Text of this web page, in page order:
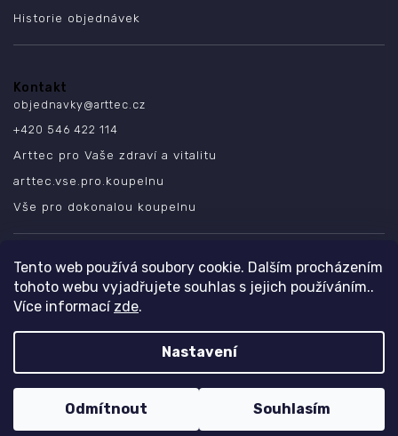
Tento web používá soubory cookie. Dalším procházením
tohoto webu vyjadřujete souhlas s jejich používáním..
Více informací zde.
Nastavení
Odmítnout Souhlasím
Historie objednávek
Kontakt
objednavky@arttec.cz
+420 546 422 114
Arttec pro Vaše zdraví a vitalitu
arttec.vse.pro.koupelnu
Vše pro dokonalou koupelnu
SLEDUJTE NÁS
Copyright 2026ARTTEC s.r.o.. Všechna práva vyhrazena.